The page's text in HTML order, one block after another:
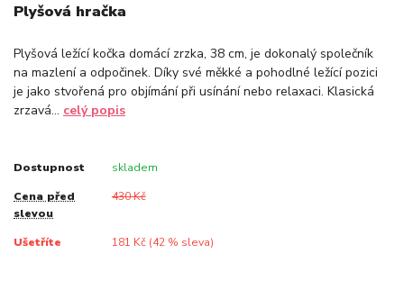
Plyšová hračka
Plyšová ležící kočka domácí zrzka, 38 cm, je dokonalý společník
na mazlení a odpočinek. Díky své měkké a pohodlné ležící pozici
je jako stvořená pro objímání při usínání nebo relaxaci. Klasická
zrzavá... celý popis
Dostupnost skladem
Cena před
slevou
430 Kč
Ušetříte 181 Kč (42% sleva)